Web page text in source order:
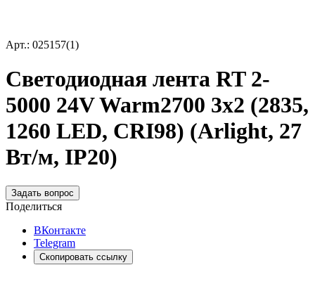
Арт.: 025157(1)
Светодиодная лента RT 2-
5000 24V Warm2700 3x2 (2835,
1260 LED, CRI98) (Arlight, 27
Вт/м, IP20)
Задать вопрос
Поделиться
ВКонтакте
Telegram
Скопировать ссылку